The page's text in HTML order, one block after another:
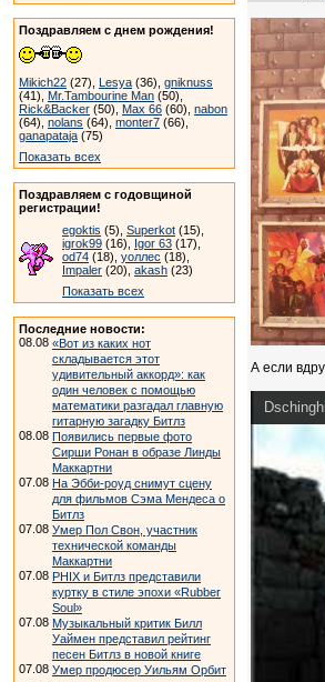
Поздравляем с днем рождения!
Mikich22 (27), Lesya (36), gniknuss
(41), Mr.Tambourine Man (50),
Rick&Backer (50), Max 66 (60), nabon
(64), nolans (64), monter7 (66),
ganapataja (75)
Показать всех
Поздравляем с годовщиной
регистрации!
egoktis (5), Superkot (15),
igrok99 (16), Igor 63 (17),
od74 (18), уоллес (18),
Impaler (20), akash (23)
Показать всех
Последние новости:
08.08 «Вот из каких нот
складывается этот
удивительный аккорд»: как
один человек с помощью
математики разгадал главную
гитарную загадку Битлз
08.08 Появились первые фото
Сирши Ронан в образе Линды
Маккартни
07.08 На Эбби-роуд снимут сцену
для фильмов Сэма Мендеса о
Битлз
07.08 Умер Пол Свон, участник
технической команды
Маккартни
07.08 PHIX и Битлз представили
куртку в стиле эпохи «Rubber
Soul»
07.08 Музыкальный критик Билл
Уаймен представил рейтинг
песен Битлз в новой книге
07.08 Умер продюсер Уильям Орбит
А если